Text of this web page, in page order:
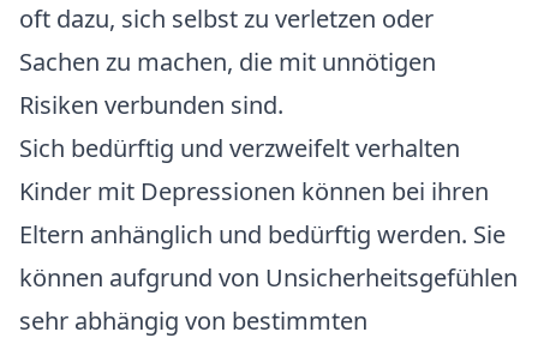
oft dazu, sich selbst zu verletzen oder
Sachen zu machen, die mit unnötigen
Risiken verbunden sind.
Sich bedürftig und verzweifelt verhalten
Kinder mit Depressionen können bei ihren
Eltern anhänglich und bedürftig werden. Sie
können aufgrund von Unsicherheitsgefühlen
sehr abhängig von bestimmten